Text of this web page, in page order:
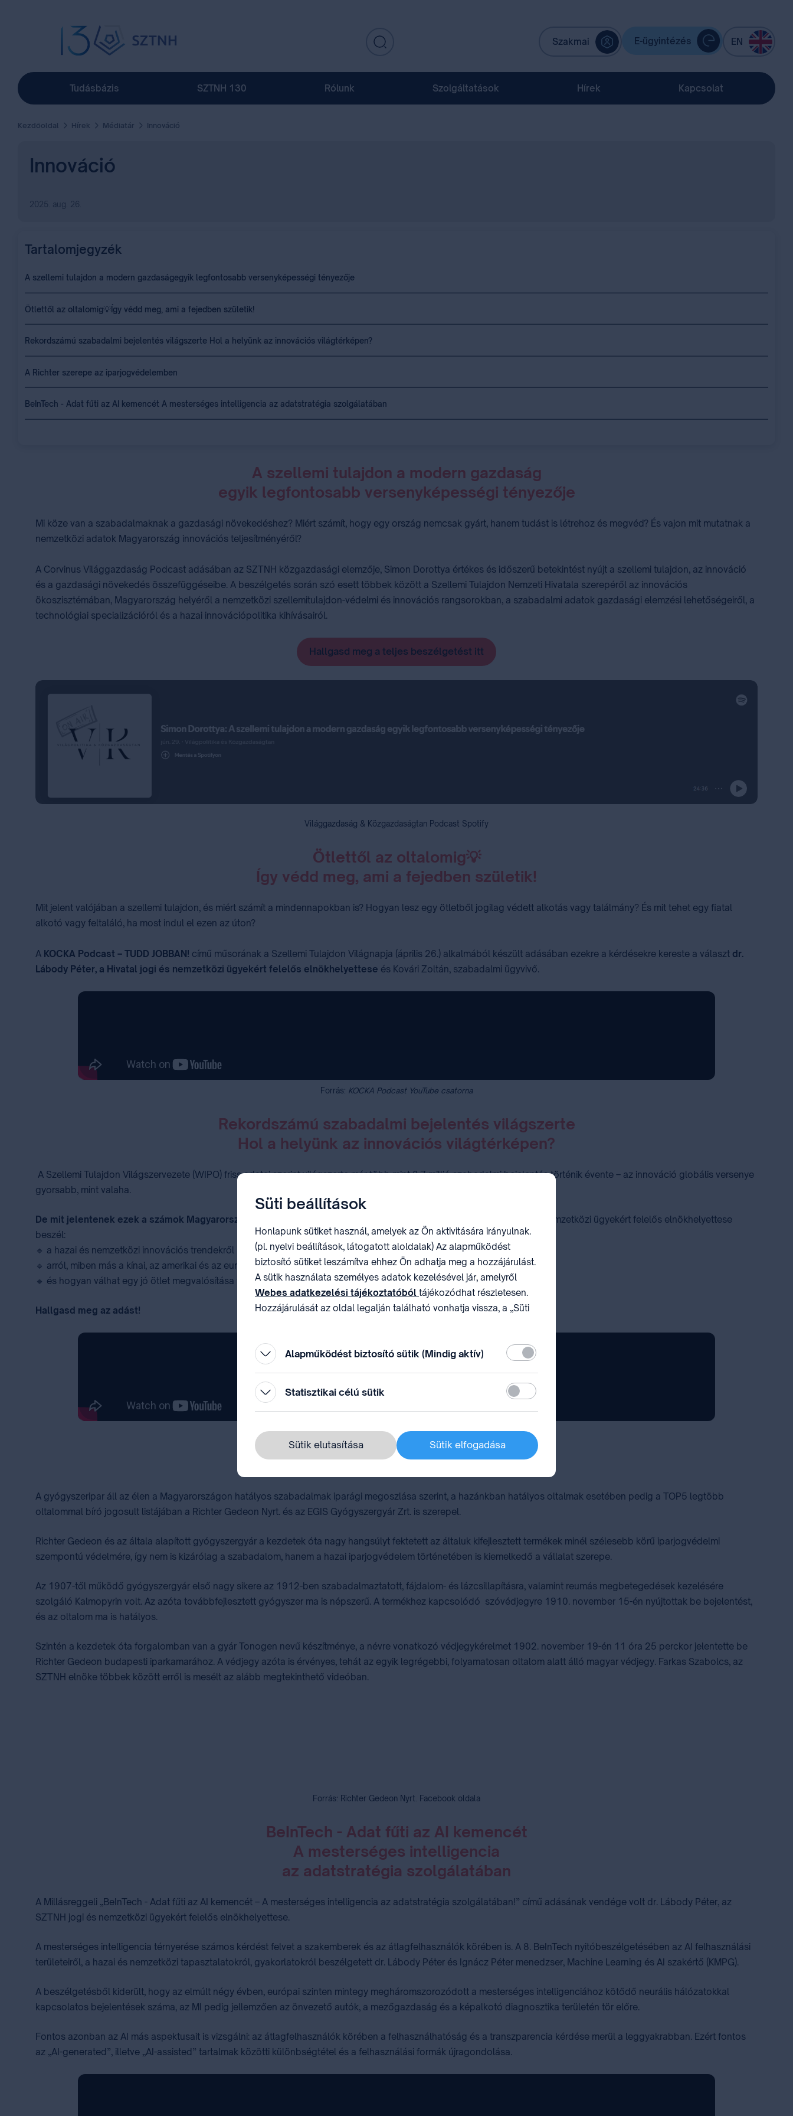
Szakmai E-ügyintézés EN
Tudásbázis SZTNH 130 Rólunk Szolgáltatások Hírek Kapcsolat
Kezdőoldal Hírek Médiatár Innováció
Innováció
2025. aug. 26.
Tartalomjegyzék
A szellemi tulajdon a modern gazdaságegyik legfontosabb versenyképességi tényezője
Ötlettől az oltalomig💡Így védd meg, ami a fejedben születik!
Rekordszámú szabadalmi bejelentés világszerte Hol a helyünk az innovációs világtérképen?
A Richter szerepe az iparjogvédelemben
BeInTech - Adat fűti az AI kemencét A mesterséges intelligencia az adatstratégia szolgálatában
A szellemi tulajdon a modern gazdaság
egyik legfontosabb versenyképességi tényezője
Mi köze van a szabadalmaknak a gazdasági növekedéshez? Miért számít, hogy egy ország nemcsak gyárt, hanem tudást is létrehoz és megvéd? És vajon mit mutatnak a
nemzetközi adatok Magyarország innovációs teljesítményéről?
A Corvinus Világgazdaság Podcast adásában az SZTNH közgazdasági elemzője, Simon Dorottya értékes és időszerű betekintést nyújt a szellemi tulajdon, az innováció
és a gazdasági növekedés összefüggéseibe. A beszélgetés során szó esett többek között a Szellemi Tulajdon Nemzeti Hivatala szerepéről az innovációs
ökoszisztémában, Magyarország helyéről a nemzetközi szellemitulajdon-védelmi és innovációs rangsorokban, a szabadalmi adatok gazdasági elemzési lehetőségeiről, a
technológiai specializációról és a hazai innovációpolitika kihívásairól.
Hallgasd meg a teljes beszélgetést itt
Világgazdaság & Közgazdaságtan Podcast Spotify
Ötlettől az oltalomig💡
Így védd meg, ami a fejedben születik!
Mit jelent valójában a szellemi tulajdon, és miért számít a mindennapokban is? Hogyan lesz egy ötletből jogilag védett alkotás vagy találmány? És mit tehet egy fiatal
alkotó vagy feltaláló, ha most indul el ezen az úton?
A KOCKA Podcast – TUDD JOBBAN! című műsorának a Szellemi Tulajdon Világnapja (április 26.) alkalmából készült adásában ezekre a kérdésekre kereste a választ dr.
Lábody Péter, a Hivatal jogi és nemzetközi ügyekért felelős elnökhelyettese és Kovári Zoltán, szabadalmi ügyvivő.
Forrás: KOCKA Podcast YouTube csatorna
Rekordszámú szabadalmi bejelentés világszerte
Hol a helyünk az innovációs világtérképen?
A Szellemi Tulajdon Világszervezete (WIPO) friss adatai szerint világszerte már több mint 3,7 millió szabadalmi bejelentés történik évente – az innováció globális versenye
gyorsabb, mint valaha.
De mit jelentenek ezek a számok Magyarország számára?
A Trend FM adásában dr. Lábody Péter, az SZTNH jogi és nemzetközi ügyekért felelős elnökhelyettese
beszél:
🔹 a hazai és nemzetközi innovációs trendekről
🔹 arról, miben más a kínai, az amerikai és az európai szabadalmaztatási modell
🔹 és hogyan válhat egy jó ötlet megvalósítása valódi gazdasági értékké szellemi tulajdon révén.
Hallgasd meg az adást!
Forrás: A Trend FM weboldala és hivatalos YouTube csatornája
A Richter szerepe az iparjogvédelemben
A gyógyszeripar áll az élen a Magyarországon hatályos szabadalmak iparági megoszlása szerint, a hazánkban hatályos oltalmak esetében pedig a TOP5 legtöbb
oltalommal bíró jogosult listájában a Richter Gedeon Nyrt. és az EGIS Gyógyszergyár Zrt. is szerepel.
Richter Gedeon és az általa alapított gyógyszergyár a kezdetek óta nagy hangsúlyt fektetett az általuk kifejlesztett termékek minél szélesebb körű iparjogvédelmi
szempontú védelmére, így nem is kizárólag a szabadalom, hanem a hazai iparjogvédelem történetében is kiemelkedő a vállalat szerepe.
Az 1907-től működő gyógyszergyár első nagy sikere az 1912-ben szabadalmaztatott, fájdalom- és lázcsillapításra, valamint reumás megbetegedések kezelésére
szolgáló Kalmopyrin volt. Az azóta továbbfejlesztett gyógyszer ma is népszerű. A termékhez kapcsolódó szóvédjegyre 1910. november 15-én nyújtottak be bejelentést,
és az oltalom ma is hatályos.
Szintén a kezdetek óta forgalomban van a gyár Tonogen nevű készítménye, a névre vonatkozó védjegykérelmet 1902. november 19-én 11 óra 25 perckor jelentette be
Richter Gedeon budapesti iparkamarához. A védjegy azóta is érvényes, tehát az egyik legrégebbi, folyamatosan oltalom alatt álló magyar védjegy. Farkas Szabolcs, az
SZTNH elnöke többek között erről is mesélt az alább megtekinthető videóban.
Forrás: Richter Gedeon Nyrt. Facebook oldala
BeInTech - Adat fűti az AI kemencét
A mesterséges intelligencia
az adatstratégia szolgálatában
A Millásreggeli „BeInTech - Adat fűti az AI kemencét – A mesterséges intelligencia az adatstratégia szolgálatában!” című adásának vendége volt dr. Lábody Péter, az
SZTNH jogi és nemzetközi ügyekért felelős elnökhelyettese.
A mesterséges intelligencia térnyerése számos kérdést felvet a szakemberek és az átlagfelhasználók körében is. A 8. BeInTech nyitóbeszélgetésében az AI felhasználási
területeiről, a hazai és nemzetközi tapasztalatokról, gyakorlatokról beszélgetett dr. Lábody Péter és Ignácz Péter menedzser, Machine Learning és AI szakértő (KMPG).
A beszélgetésből kiderült, hogy az elmúlt négy évben, európai szinten mintegy megháromszorozódott a mesterséges intelligenciához kötődő neurális hálózatokkal
kapcsolatos bejelentések száma, az MI pedig jellemzően az önvezető autók, a mezőgazdaság és a képalkotó diagnosztika területén tör előre.
Fontos azonban az AI más aspektusait is vizsgálni: az átlagfelhasználók körében a felhasználhatóság és a transzparencia kérdése merül a leggyakrabban. Ezért fontos
az „AI-generated”, illetve „AI-assisted” tartalmak közötti különbségtétel és a felhasználási formák újragondolása.
Süti beállítások
Honlapunk sütiket használ, amelyek az Ön aktivitására irányulnak.
(pl. nyelvi beállítások, látogatott aloldalak) Az alapműködést
biztosító sütiket leszámítva ehhez Ön adhatja meg a hozzájárulást.
A sütik használata személyes adatok kezelésével jár, amelyről
Webes adatkezelési tájékoztatóból tájékozódhat részletesen.
Hozzájárulását az oldal legalján található vonhatja vissza, a „Süti
Alapműködést biztosító sütik (Mindig aktív) Kötelező
Statisztikai célú sütik Statisztikai
Sütik elutasítása Sütik elfogadása